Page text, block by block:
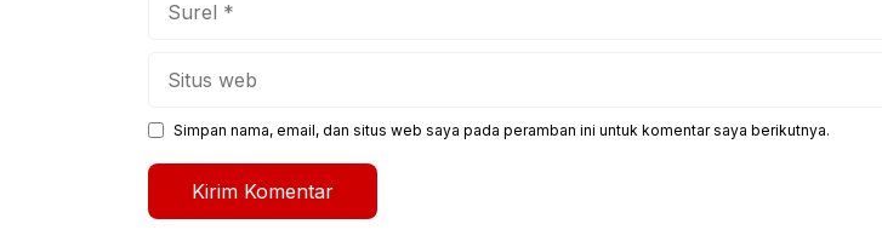
Simpan nama, email, dan situs web saya pada peramban ini untuk komentar saya berikutnya.